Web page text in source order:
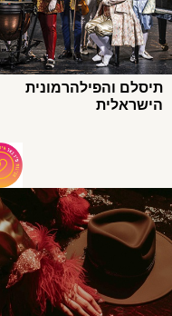
תיסלם והפילהרמונית
הישראלית